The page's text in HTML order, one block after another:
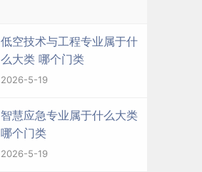
低空技术与工程专业属于什
么大类 哪个门类
2026-5-19
智慧应急专业属于什么大类
哪个门类
2026-5-19